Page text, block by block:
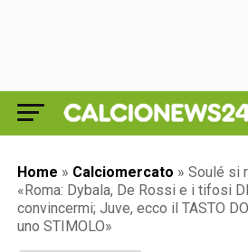
Home » Calciomercato » Soulé si
«Roma: Dybala, De Rossi e i tifosi
convincermi; Juve, ecco il TASTO
uno STIMOLO»